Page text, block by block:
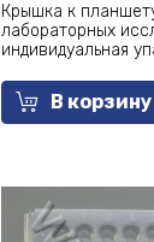
Крышка к
лабораторных
индивидуальная
В корзину